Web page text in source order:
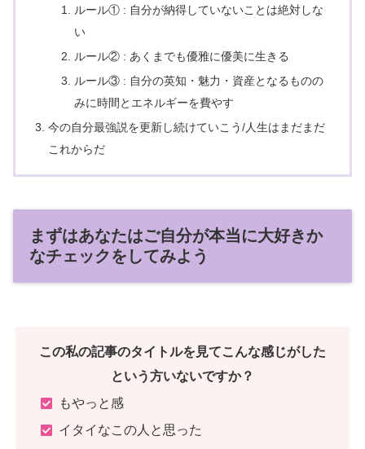
ルール① : 自分が納得していないことは絶対しな
い
ルール② : あくまでも優雅に優美に生きる
ルール③ : 自分の英知・魅力・資産となるものの
みに時間とエネルギーを費やす
今の自分最強説を更新し続けていこう/人生はまだまだ
これからだ
まずはあなたはご自分が本当に大好きか
なチェックをしてみよう
この私の記事のタイトルを見てこんな感じがした
という方いないですか？
もやっと感
イタイなこの人と思った